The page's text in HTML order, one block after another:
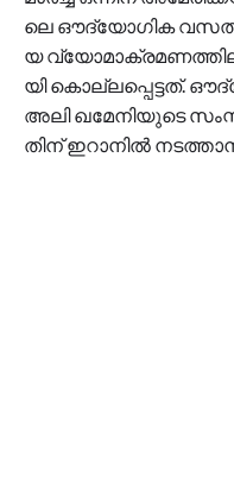
ലെ ഔ​ദ്യോ​ഗി​ക
യ
യി കൊ​ല്ല​പ്പെ​ട്ട​ത്.
അ​ലി ഖ​മേ​നി​യു​ടെ
തി​ന് ഇ​റാ​നി​ൽ